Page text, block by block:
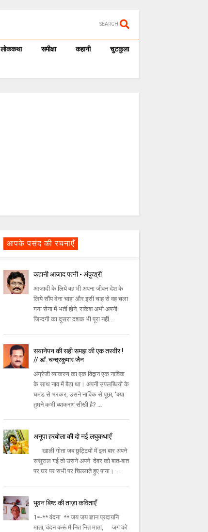
SEARCH
लोककथा समीक्षा कहानी चुटकुला
आपके पसंद की रचनाएँ
कहानी आजाद पत्नी - अंकुश्री
आजादी के लिये वह भी अपना जीवन देश के
लिये सौंप देना चाहा और इसी चाह से वह चला
गया सेना में भर्ती होने. राकेश अभी अपनी
जिन्दगी का दूसरा दशक भी पूरा नही...
सयानेपन की सही समझ की एक तस्वीर !
// डॉ. चन्द्रकुमार जैन
अंग्रेजी व्याकरण का एक विद्वान एक नाविक
के साथ नाव में बैठा था। अपनी उपलब्धियों के
घमंड से भरकर, उसने नाविक से पूछा, 'क्या
तुमने कभी व्याकरण सीखी है? ...
अनूपा हरबोला की दो नई लघुकथाएँ
खाली गीता जब छुट्टियों में इस बार अपने
ससुराल गई तो उसने अपने देवर को बात-बात
पर घर पर सभी पर चिल्लाते हुए पाया। ...
भुवन बिष्ट की ताज़ा कविताएँ
1=-** वंदना ** जय जय ज्ञान प्रदायनि
माता, वंदन करूं मैं नित नित माता, जग को